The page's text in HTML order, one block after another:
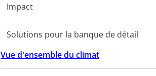
Impact
Solutions pour la banque de détail
Vue d'ensemble du climat